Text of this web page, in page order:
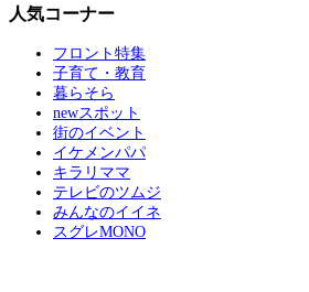
人気コーナー
フロント特集
子育て・教育
暮らそら
newスポット
街のイベント
イケメンパパ
キラリママ
テレビのツムジ
みんなのイイネ
スグレMONO